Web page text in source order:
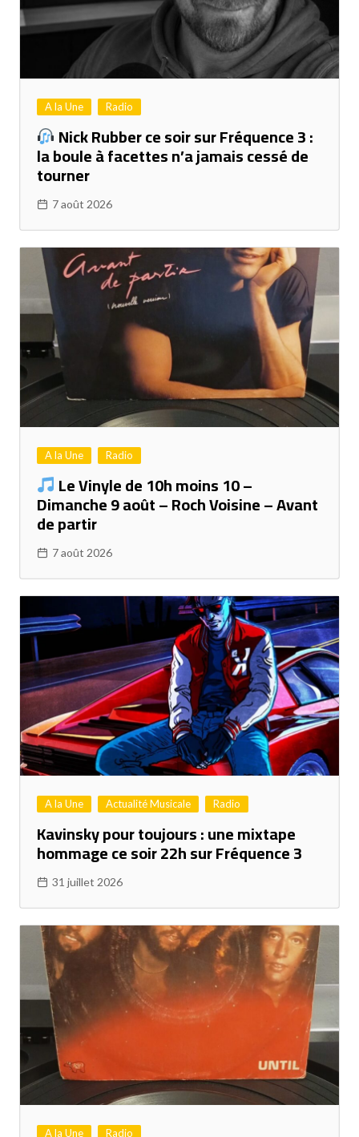
A la Une Radio
Nick Rubber ce soir sur Fréquence 3 :
la boule à facettes n’a jamais cessé de
tourner
7 août 2026
A la Une Radio
Le Vinyle de 10h moins 10 –
Dimanche 9 août – Roch Voisine – Avant
de partir
7 août 2026
A la Une Actualité Musicale Radio
Kavinsky pour toujours : une mixtape
hommage ce soir 22h sur Fréquence 3
31 juillet 2026
A la Une Radio